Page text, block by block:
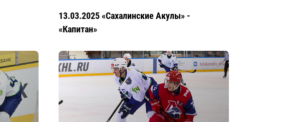
13.03.2025 «Сахалинские Акулы» -
«Капитан»